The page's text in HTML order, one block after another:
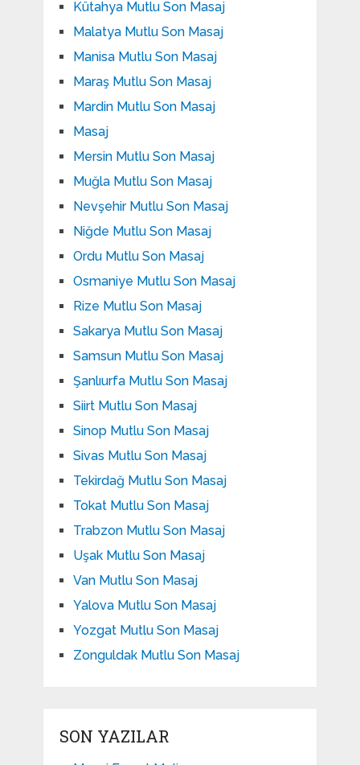
Kütahya Mutlu Son Masaj
Malatya Mutlu Son Masaj
Manisa Mutlu Son Masaj
Maraş Mutlu Son Masaj
Mardin Mutlu Son Masaj
Masaj
Mersin Mutlu Son Masaj
Muğla Mutlu Son Masaj
Nevşehir Mutlu Son Masaj
Niğde Mutlu Son Masaj
Ordu Mutlu Son Masaj
Osmaniye Mutlu Son Masaj
Rize Mutlu Son Masaj
Sakarya Mutlu Son Masaj
Samsun Mutlu Son Masaj
Şanlıurfa Mutlu Son Masaj
Siirt Mutlu Son Masaj
Sinop Mutlu Son Masaj
Sivas Mutlu Son Masaj
Tekirdağ Mutlu Son Masaj
Tokat Mutlu Son Masaj
Trabzon Mutlu Son Masaj
Uşak Mutlu Son Masaj
Van Mutlu Son Masaj
Yalova Mutlu Son Masaj
Yozgat Mutlu Son Masaj
Zonguldak Mutlu Son Masaj
SON YAZILAR